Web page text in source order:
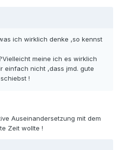
ich wirklich denke ,so kennst
meine ich es wirklich
einfach nicht ,dass jmd. gute
!
Auseinandersetzung mit dem
Zeit wollte !